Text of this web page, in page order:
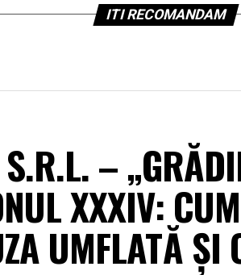
ITI RECOMANDAM
–
XXXIV:
UMFLATĂ ȘI